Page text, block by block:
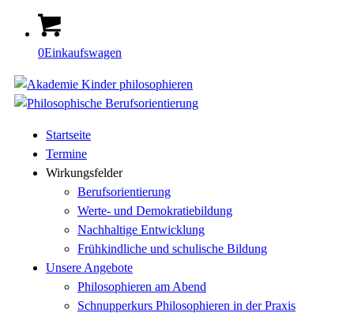
0Einkaufswagen
Startseite
Termine
Wirkungsfelder
Berufsorientierung
Werte- und Demokratiebildung
Nachhaltige Entwicklung
Frühkindliche und schulische Bildung
Unsere Angebote
Philosophieren am Abend
Schnupperkurs Philosophieren in der Praxis